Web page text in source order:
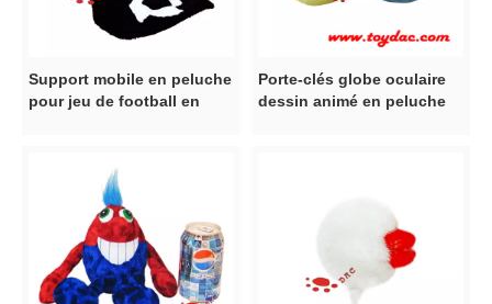
Support mobile en peluche
pour jeu de football en
Porte-clés globe oculaire
dessin animé en peluche